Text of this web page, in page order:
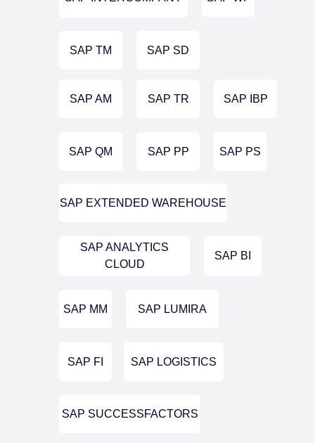
SAP ANALYTICS
CLOUD
SAP AM
SAP BI
SAP EXTENDED WAREHOUSE
SAP IBP
SAP LOGISTICS
SAP LUMIRA
SAP FI
SAP MM
SAP PP SAP PS
SAP SD
SAP SUCCESSFACTORS
SAP TM
SAP TR
SAP QM